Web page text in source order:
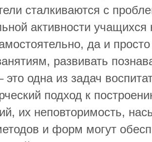
сталкиваются с
активности
да и
развивать
это одна из задач
подход к
их неповторимость,
и форм могут